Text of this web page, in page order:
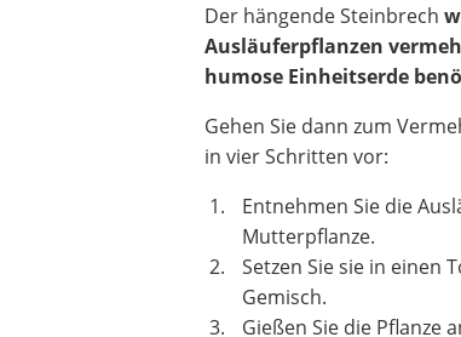
Der hängende Steinbrech
Ausläuferpflanzen
humose Einheitserde
Gehen Sie dann zum
in vier Schritten vor:
Entnehmen Sie die
Mutterpflanze.
Setzen Sie sie in einen
Gemisch.
Gießen Sie die Pflanze